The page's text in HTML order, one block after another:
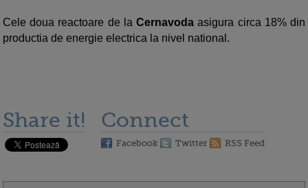
Cele doua reactoare de laCernavoda asigura circa 18% din
productia de energie electrica la nivel national.
Share it! Connect
Facebook Twitter RSS Feed